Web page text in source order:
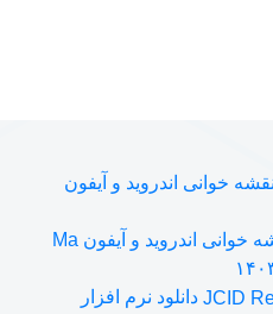
نرم افزار شماتیک و نقشه خوانی اندروید و آیفون Ma
دانلود نرم افزار